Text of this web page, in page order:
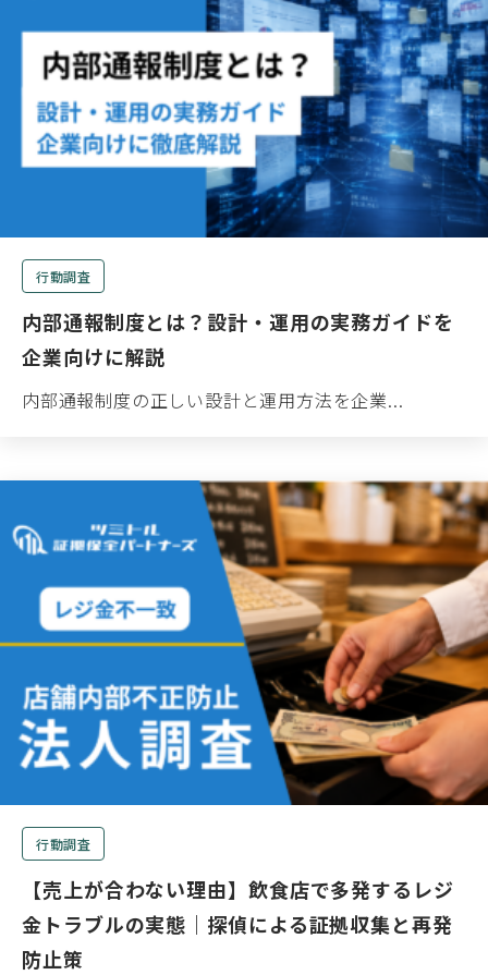
行動調査
内部通報制度とは？設計・運用の実務ガイドを
企業向けに解説
内部通報制度の正しい設計と運用方法を企業...
行動調査
【売上が合わない理由】飲食店で多発するレジ
金トラブルの実態｜探偵による証拠収集と再発
防止策